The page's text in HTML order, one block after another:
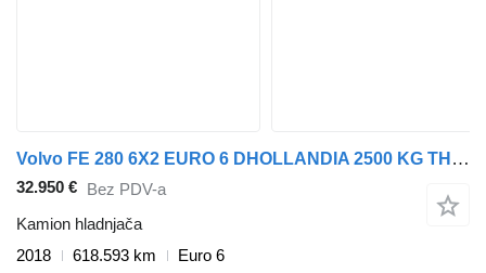
Volvo FE 280 6X2 EURO 6 DHOLLANDIA 2500 KG THERMO KING COOL UNIT
32.950 € Bez PDV-a
Kamion hladnjača
2018
618.593 km
Euro 6